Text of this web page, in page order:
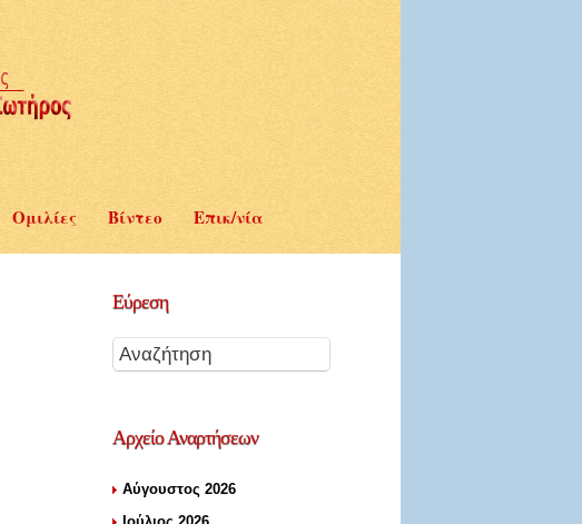
Ομιλίες Βίντεο Επικ/νία
Εύρεση
ΑρχείοΑναρτήσεων
Αύγουστος 2026